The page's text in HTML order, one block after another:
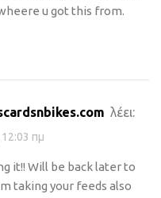
u got this from.
λέει:
12:03 πμ
it!! Will be back later to
taking your feeds also